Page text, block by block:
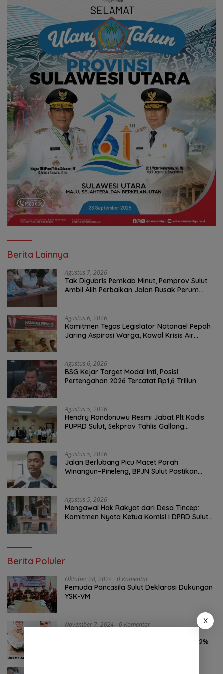
Berita Lainnya
Agustus 7, 2026
Tak Digubris Pemkab Minut, Pemprov Sulut
Ambil Alih Perbaikan Jalan Rusak Perum
Agustus 6, 2026
Komitmen Tegas Legislator Natanael Pepah
Jaring Aspirasi Warga, Kawal Krisis Air
Agustus 6, 2026
BSG Kejar Target Modal Inti, Posisi
Pertengahan 2026 Tercatat Rp1,6 Triliun
Agustus 5, 2026
Hendry Rondonuwu Resmi Jabat Plt Kadis
PUPRD Sulut, Sekprov Tahlis Gallang
Agustus 5, 2026
Jalan Berlubang Picu Macet Parah
Winangun–Pineleng, BPJN Sulut Pastikan
Agustus 5, 2026
Mengawal Hak Rakyat dari Desa Tincep:
Komitmen Nyata Ketua Komisi I DPRD Sulut
Berita Poluler
Oktober 28, 2024 0 Komentar
Pemuda Pancasila Sulut Deklarasi Dukungan
YSK-VM
November 7, 2024 0 Komentar
46,74% Kalahkan Petahana JG-KWL 27,62%
X